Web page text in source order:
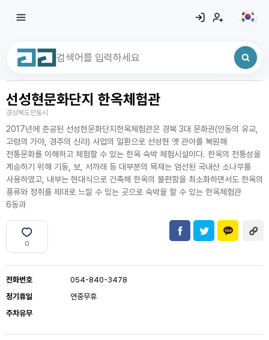
최근 검색어
선성현문화단지 한옥체험관
경상북도안동시
2017년에 준공된 선성현문화단지한옥체험관은 경북 3대 문화권(안동의 유교,
고령의 가야, 경주의 신라) 사업의 일환으로 선성현 옛 관아를 복원해
전통문화를 이해하고 체험할 수 있는 한옥 숙박 체험시설이다. 한옥의 전통성을
계승하기 위해 기둥, 보, 서까래 등 대부분의 목재는 엄선된 국내산 소나무를
사용하였고, 내부는 현대식으로 건축해 한옥의 불편함을 최소화하면서도 한옥의
풍류와 정취를 제대로 느낄 수 있는 곳으로 숙박을 할 수 있는 한옥체험관
6동과
0
전화번호
054-840-3478
정기휴일
연중무휴
주차유무